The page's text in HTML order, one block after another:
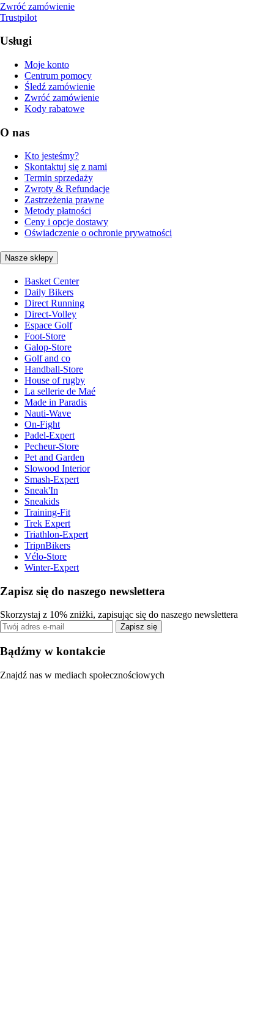
Zwróć zamówienie
Trustpilot
Usługi
Moje konto
Centrum pomocy
Śledź zamówienie
Zwróć zamówienie
Kody rabatowe
O nas
Kto jesteśmy?
Skontaktuj się z nami
Termin sprzedaży
Zwroty & Refundacje
Zastrzeżenia prawne
Metody płatności
Ceny i opcje dostawy
Oświadczenie o ochronie prywatności
Nasze sklepy
Basket Center
Daily Bikers
Direct Running
Direct-Volley
Espace Golf
Foot-Store
Galop-Store
Golf and co
Handball-Store
House of rugby
La sellerie de Maé
Made in Paradis
Nauti-Wave
On-Fight
Padel-Expert
Pecheur-Store
Pet and Garden
Slowood Interior
Smash-Expert
Sneak'In
Sneakids
Training-Fit
Trek Expert
Triathlon-Expert
TripnBikers
Vélo-Store
Winter-Expert
Zapisz się do naszego newslettera
Skorzystaj z 10% zniżki, zapisując się do naszego newslettera
Zapisz się
Bądźmy w kontakcie
Znajdź nas w mediach społecznościowych